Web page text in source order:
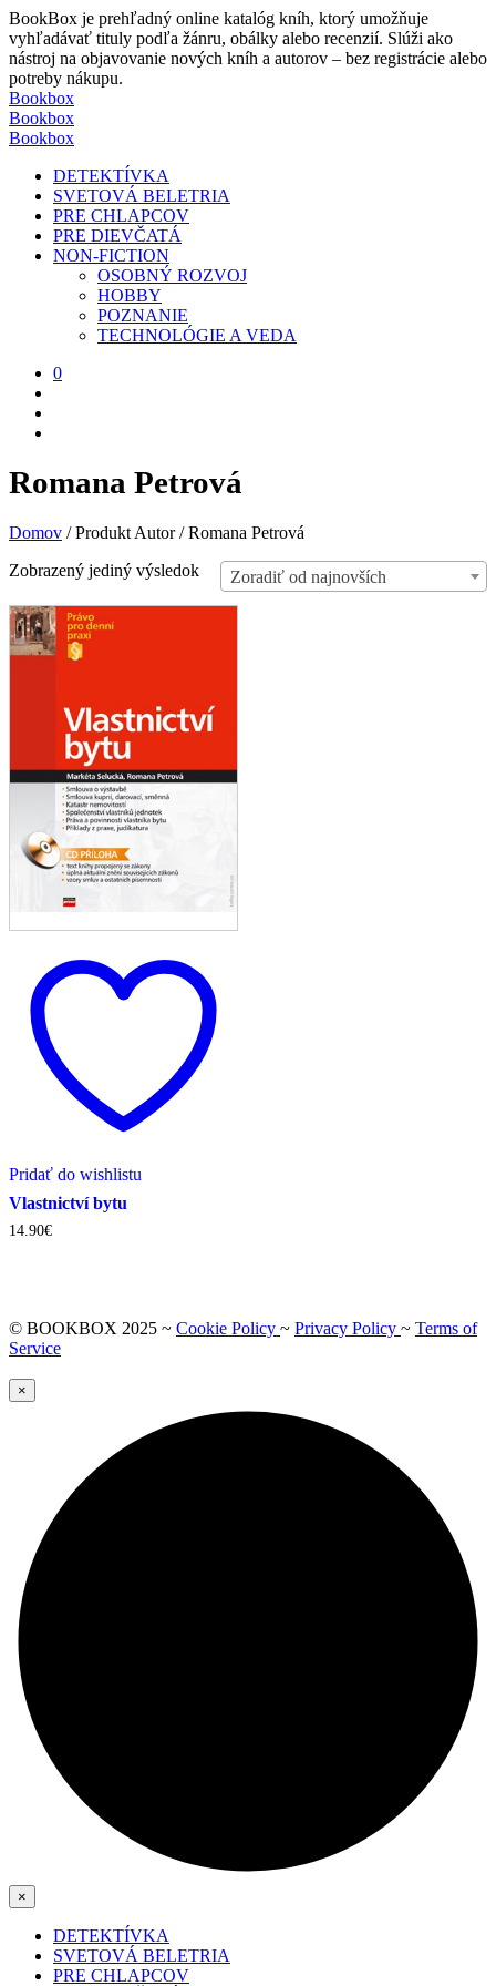
BookBox je prehľadný online katalóg kníh, ktorý umožňuje
vyhľadávať tituly podľa žánru, obálky alebo recenzií. Slúži ako
nástroj na objavovanie nových kníh a autorov – bez registrácie alebo
potreby nákupu.
Bookbox
Bookbox
Bookbox
DETEKTÍVKA
SVETOVÁ BELETRIA
PRE CHLAPCOV
PRE DIEVČATÁ
NON-FICTION
OSOBNÝ ROZVOJ
HOBBY
POZNANIE
TECHNOLÓGIE A VEDA
0
Romana Petrová
Domov /Produkt Autor/Romana Petrová
Zoradiť od najnovších
Zobrazený jediný výsledok
Pridať do wishlistu
Vlastnictví bytu
14.90€
© BOOKBOX 2025 ~ Cookie Policy ~ Privacy Policy ~ Terms of
Service
×
×
DETEKTÍVKA
SVETOVÁ BELETRIA
PRE CHLAPCOV